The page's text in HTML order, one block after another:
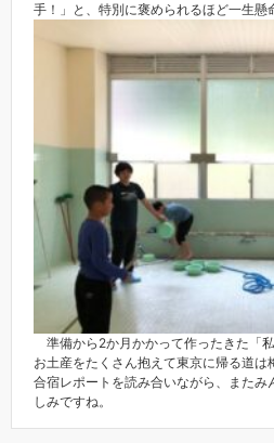
手！」と、特別に褒められるほど一生懸
準備から2か月かかって作ったきた「
お土産をたくさん抱えて東京に帰る道
合宿レポートを読み合いながら、またみ
しみですね。